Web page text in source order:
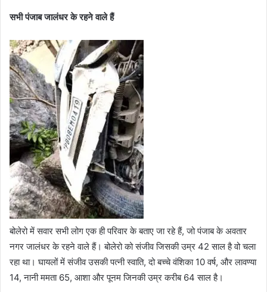
सभी पंजाब जालंधर के रहने वाले हैं
बोलेरो में सवार सभी लोग एक ही परिवार के बताए जा रहे हैं, जो पंजाब के अवतार
नगर जालंधर के रहने वाले हैं। बोलेरो को संजीव जिसकी उम्र 42 साल है वो चला
रहा था। घायलों में संजीव उसकी पत्नी स्वाति, दो बच्चे वंशिका 10 वर्ष, और लावण्या
14, नानी ममता 65, आशा और पूनम जिनकी उम्र करीब 64 साल है।